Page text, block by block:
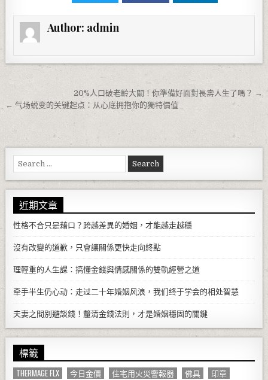
Author: admin
20%人口破老齡大關！你準備好面對長壽人生了嗎？ →
← 气场蜕变的关键起点：从心底拥抱你的獨特價值
Search for:
近期文章
性格不合只是藉口？跨越差異的婚姻，才能越走越穩
沒有改變的道歉，只會讓關係更快走向終點
理輕重的人生課：搞懂金錢與情感關係的雙軌經營之道
牵手半生仍心动：走过二十年婚姻风浪，我们终于学会的相处智慧
夫妻之間別避談錢！釐清金錢法則，才是婚姻穩固的關鍵
標籤
THERMAGE FLX 今日金價 住宅用火災警報器 佛具
印章